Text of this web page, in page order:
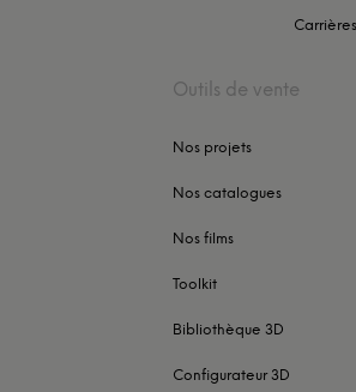
Carrières
Outils de vente
Nos projets
Nos catalogues
Nos films
Toolkit
Bibliothèque 3D
Configurateur 3D